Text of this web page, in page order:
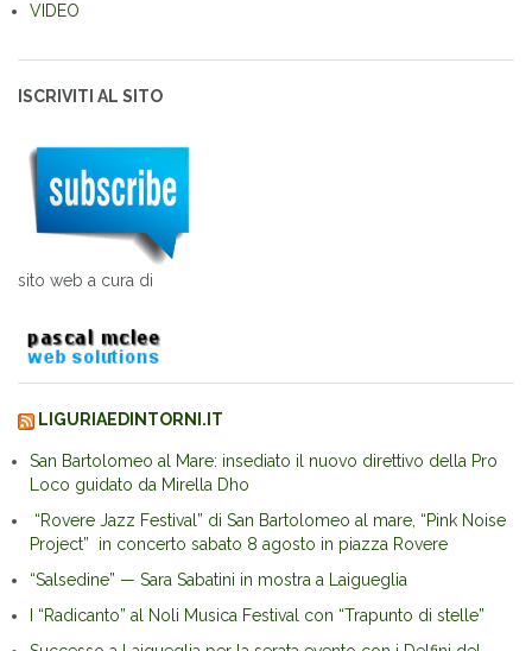
VIDEO
ISCRIVITI AL SITO
sito web a cura di
LIGURIAEDINTORNI.IT
San Bartolomeo al Mare: insediato il nuovo direttivo della Pro
Loco guidato da Mirella Dho
“Rovere Jazz Festival” di San Bartolomeo al mare, “Pink Noise
Project” in concerto sabato 8 agosto in piazza Rovere
“Salsedine” — Sara Sabatini in mostra a Laigueglia
I “Radicanto” al Noli Musica Festival con “Trapunto di stelle”